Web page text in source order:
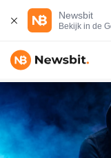
Newsbit
Bekijk in de